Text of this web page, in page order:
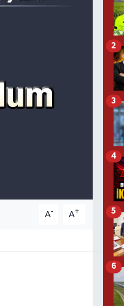
A- A+
2
3
4
5
6